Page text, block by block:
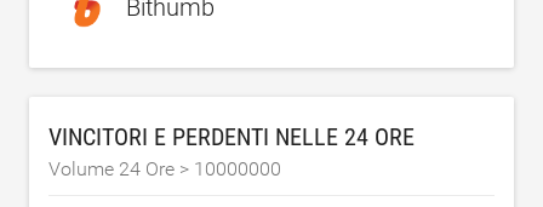
Bithumb
VINCITORI E PERDENTI NELLE 24 ORE
Volume 24 Ore > 10000000